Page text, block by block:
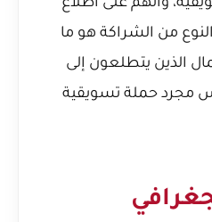
وأنهم على اطلاع
من الشراكة هو ما
الذين يتطلعون إلى
مجرد حملة تسويقية